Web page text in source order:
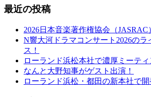
最近の投稿
2026日本音楽著作権協会（JASRAC
N響大河ドラマコンサート2026のラ
ス！
ローランド浜松本社で濃厚ミーテ
なんと大野知事がゲスト出演！
ローランド浜松・都田の新本社で開